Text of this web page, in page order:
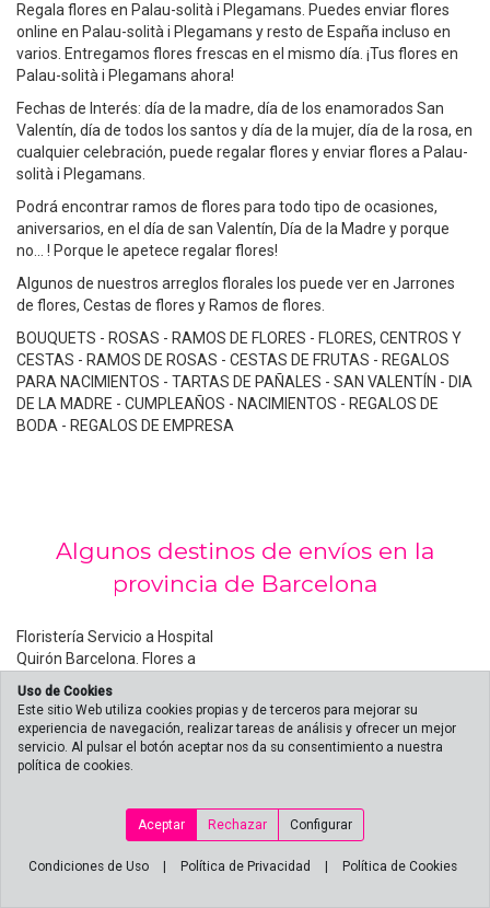
Regala flores en Palau-solità i Plegamans. Puedes enviar flores
online en Palau-solità i Plegamans y resto de España incluso en
varios. Entregamos flores frescas en el mismo día. ¡Tus flores en
Palau-solità i Plegamans ahora!
Fechas de Interés: día de la madre, día de los enamorados San
Valentín, día de todos los santos y día de la mujer, día de la rosa, en
cualquier celebración, puede regalar flores y enviar flores a Palau-
solità i Plegamans.
Podrá encontrar ramos de flores para todo tipo de ocasiones,
aniversarios, en el día de san Valentín, Día de la Madre y porque
no... ! Porque le apetece regalar flores!
Algunos de nuestros arreglos florales los puede ver en Jarrones
de flores, Cestas de flores y Ramos de flores.
BOUQUETS - ROSAS - RAMOS DE FLORES - FLORES, CENTROS Y
CESTAS - RAMOS DE ROSAS - CESTAS DE FRUTAS - REGALOS
PARA NACIMIENTOS - TARTAS DE PAÑALES - SAN VALENTÍN - DIA
DE LA MADRE - CUMPLEAÑOS - NACIMIENTOS - REGALOS DE
BODA - REGALOS DE EMPRESA
Algunos destinos de envíos en la
provincia de Barcelona
Floristería Servicio a Hospital
Quirón Barcelona. Flores a
domicilio Quirón para
nacimientos y recu
Floristería tanatorio Sancho de
Avila. Enviós de coronas
Floristería a tanatorio Les
Corts. Enviós de coronas en
Collserola (Barcelona)
Sant Gervasi (Barcelona)
Ronda de Dalt Coronas a
(Barcelona). Enviar flores
Uso de Cookies
Este sitio Web utiliza cookies propias y de terceros para mejorar su
experiencia de navegación, realizar tareas de análisis y ofrecer un mejor
servicio. Al pulsar el botón aceptar nos da su consentimiento a nuestra
política de cookies.
Aceptar Rechazar Configurar
Condiciones de Uso Política de Privacidad Política de Cookies